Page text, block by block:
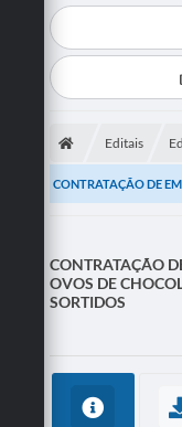
Editais
CONTRATAÇÃO DE
CHOCOLATE AO
CONTRATAÇÃO
OVOS DE
SORTIDOS